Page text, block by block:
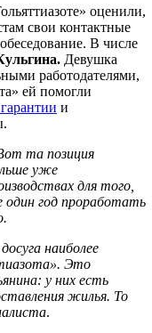
оценили,
свои контактные
В числе
Девушка
работодателями,
ей помогли
и
та позиция
уже
для того,
год проработать
наиболее
Это
у них есть
жилья. То
.